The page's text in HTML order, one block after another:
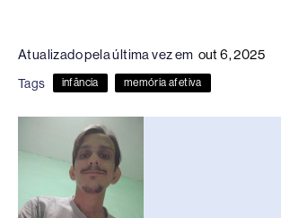
e
b
o
o
a
d
s
e
dI
n
sk
y
s
p n
Atualizado pela última vez em out 6, 2025
Tags infância memória afetiva